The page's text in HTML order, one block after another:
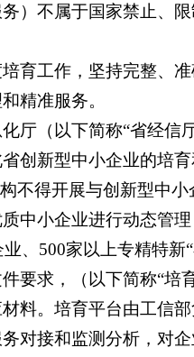
）不属于国家禁止、
育工作，坚持完整、
精准服务。
厅（以下简称“省经信
创新型中小企业的培
不得开展与创新型中
小企业进行动态管理
、500家以上专精特
要求，（以下简称“培
料。培育平台由工信
对接和监测分析，对